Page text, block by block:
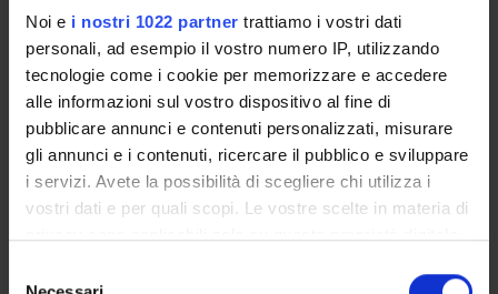
Noi e i nostri 1022 partner trattiamo i vostri dati
personali, ad esempio il vostro numero IP, utilizzando
tecnologie come i cookie per memorizzare e accedere
alle informazioni sul vostro dispositivo al fine di
pubblicare annunci e contenuti personalizzati, misurare
gli annunci e i contenuti, ricercare il pubblico e sviluppare
i servizi. Avete la possibilità di scegliere chi utilizza i
vostri dati e per quali scopi. Le vostre scelte in materia di
modificare o revocare il proprio consenso in qualsiasi
Associate Professor
Nicola Frison
Associate Professor
Zeno Varanini
Full Professor
Anita Zamboni
Associate Professor